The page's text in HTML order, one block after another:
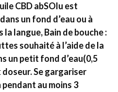
CBD abSOlu est
un fond d’eau ou à
langue, Bain de bouche :
souhaité à l’aide de la
un petit fond d’eau(0,5
doseur. Se gargariser
au moins 3